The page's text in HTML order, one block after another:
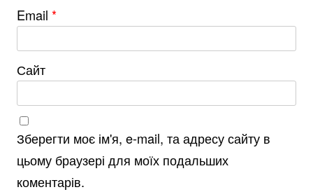
Email *
Сайт
Зберегти моє ім'я, e-mail, та адресу сайту в
цьому браузері для моїх подальших
коментарів.